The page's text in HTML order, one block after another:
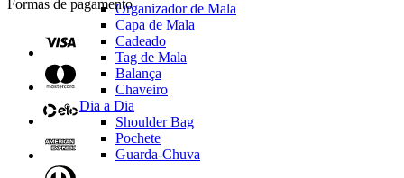
Organizador de Mala
Capa de Mala
Cadeado
Tag de Mala
Balança
Chaveiro
Dia a Dia
Shoulder Bag
Pochete
Guarda-Chuva
Formas de pagamento